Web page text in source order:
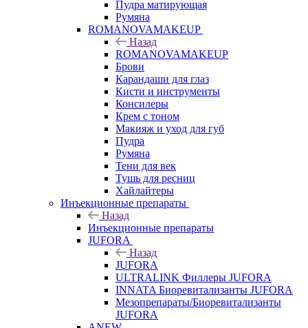
Пудра матирующая
Румяна
ROMANOVAMAKEUP
Назад
ROMANOVAMAKEUP
Брови
Карандаши для глаз
Кисти и инструменты
Консилеры
Крем с тоном
Макияж и уход для губ
Пудра
Румяна
Тени для век
Тушь для ресниц
Хайлайтеры
Инъекционные препараты
Назад
Инъекционные препараты
JUFORA
Назад
JUFORA
ULTRALINK Филлеры JUFORA
INNATA Биоревитализанты JUFORA
Мезопрепараты/Биоревитализанты
JUFORA